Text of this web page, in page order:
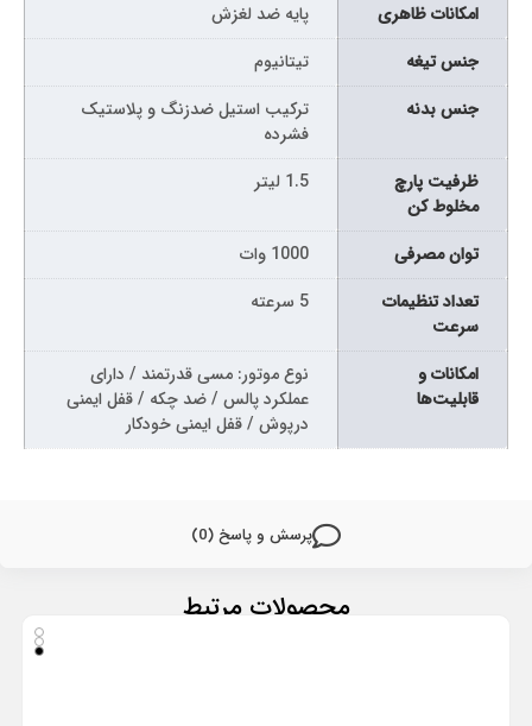
پرسش و پاسخ (0)
امکانات ظاهری
پایه ضد لغزش
جنس تیغه
تیتانیوم
جنس بدنه
ترکیب استیل ضدزنگ و پلاستیک
فشرده
ظرفیت پارچ
مخلوط کن
1.5 لیتر
توان مصرفی
1000 وات
تعداد تنظیمات
سرعت
5 سرعته
امکانات و
قابلیت‌ها
نوع موتور: مسی قدرتمند / دارای
عملکرد پالس / ضد چکه / قفل ایمنی
درپوش / قفل ایمنی خودکار
محصولات مرتبط